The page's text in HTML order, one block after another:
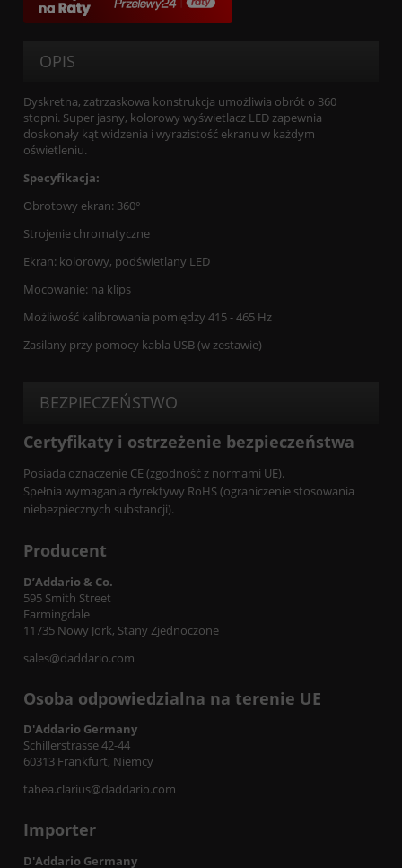
OPIS
Dyskretna, zatrzaskowa konstrukcja umożliwia obrót o 360
stopni. Super jasny, kolorowy wyświetlacz LED zapewnia
doskonały kąt widzenia i wyrazistość ekranu w każdym
oświetleniu.
Specyfikacja:
Obrotowy ekran: 360°
Strojenie chromatyczne
Ekran: kolorowy, podświetlany LED
Mocowanie: na klips
Możliwość kalibrowania pomiędzy 415 - 465 Hz
Zasilany przy pomocy kabla USB (w zestawie)
BEZPIECZEŃSTWO
Certyfikaty i ostrzeżenie bezpieczeństwa
Posiada oznaczenie CE (zgodność z normami UE).
Spełnia wymagania dyrektywy RoHS (ograniczenie stosowania
niebezpiecznych substancji).
Producent
D’Addario & Co.
595 Smith Street
Farmingdale
11735 Nowy Jork, Stany Zjednoczone
sales@daddario.com
Osoba odpowiedzialna na terenie UE
D'Addario Germany
Schillerstrasse 42-44
60313 Frankfurt, Niemcy
tabea.clarius@daddario.com
Importer
D'Addario Germany